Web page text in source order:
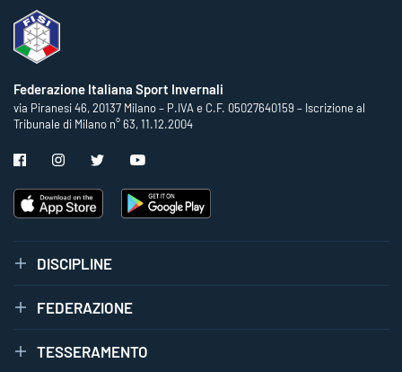
Federazione Italiana Sport Invernali
via Piranesi 46, 20137 Milano – P.IVA e C.F. 05027640159 – Iscrizione al
Tribunale di Milano n° 63, 11.12.2004
DISCIPLINE
FEDERAZIONE
TESSERAMENTO